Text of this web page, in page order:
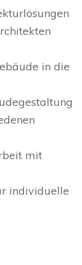
in die
mit
individuelle